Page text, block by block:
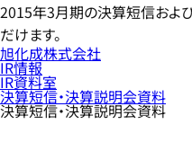
2015年3月期の決算短信およ
だけます。
旭化成株式会社
IR情報
IR資料室
決算短信・決算説明会資料
決算短信・決算説明会資料